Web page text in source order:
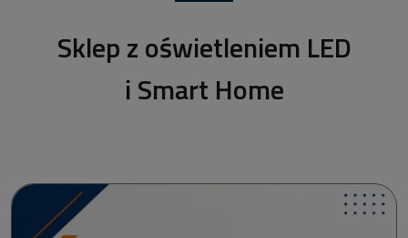
Sklep z oświetleniem LED
i Smart Home